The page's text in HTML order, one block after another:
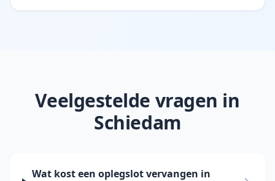
Veelgestelde vragen in
Schiedam
Wat kost een oplegslot vervangen in